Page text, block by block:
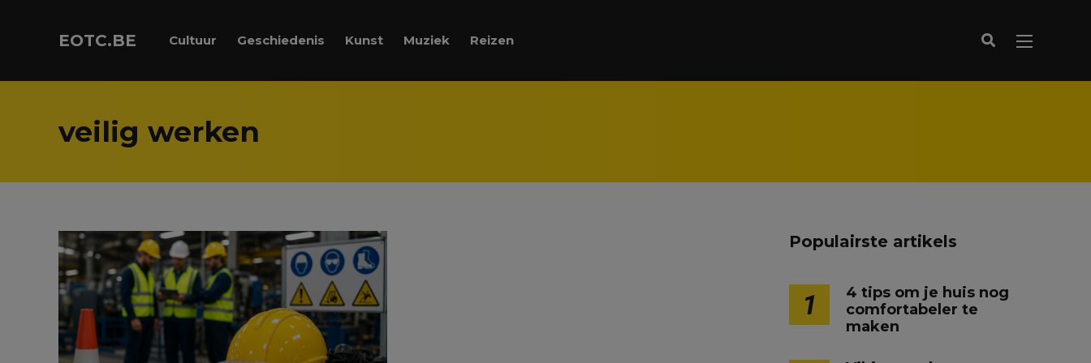
EOTC.BE Cultuur Geschiedenis Kunst Muziek Reizen
veilig werken
Populairste artikels
1
4 tips om je huis nog
comfortabeler te
maken